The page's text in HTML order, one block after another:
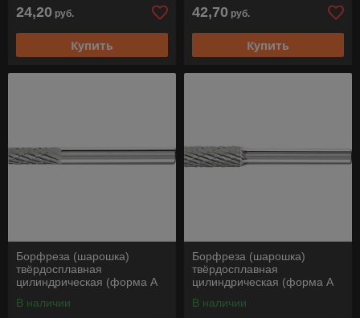
24,20 руб.
Купить
42,70 руб.
Купить
Борфреза (шарошка)
твёрдосплавная
цилиндрическая (форма А
ZYA 0616/6 Z3PLUS, Pferd
В наличии
Борфреза (шарошка)
твёрдосплавная
цилиндрическая (форма А
ZYA 0820/6 Z3PLUS, Pferd
В наличии